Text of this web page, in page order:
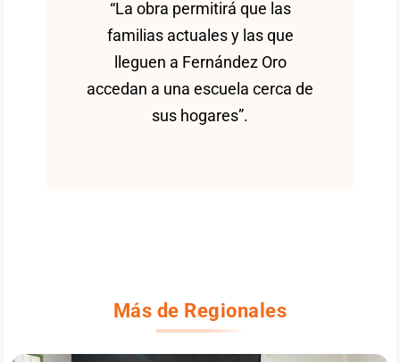
“La obra permitirá que las
familias actuales y las que
lleguen a Fernández Oro
accedan a una escuela cerca de
sus hogares”.
Más de Regionales